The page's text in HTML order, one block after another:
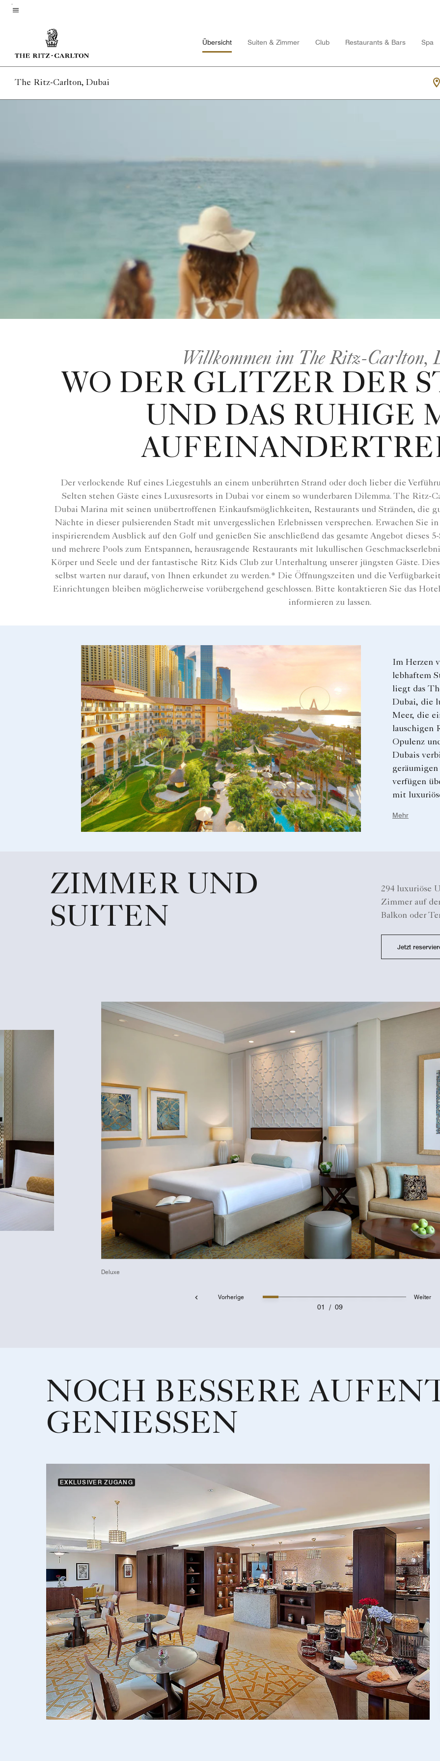
Skip
Übersicht Suiten & Zimmer Club Restaurants & Bars Spa
The Ritz-Carlton, Dubai
Willkommen im The Ritz-Carlton,
WO DER GLITZER DER
UND DAS RUHIGE
Der verlockende Ruf eines Liegestuhls an einem unberührten Strand oder doch lieber die
Selten stehen Gäste eines Luxusresorts in Dubai vor einem so wunderbaren Dilemma. The Ritz-
Dubai Marina mit seinen unübertroffenen Einkaufsmöglichkeiten, Restaurants und Stränden, die
Nächte in dieser pulsierenden Stadt mit unvergesslichen Erlebnissen versprechen. Erwachen Sie
inspirierendem Ausblick auf den Golf und genießen Sie anschließend das gesamte Angebot dieses
und mehrere Pools zum Entspannen, herausragende Restaurants mit lukullischen
Körper und Seele und der fantastische Ritz Kids Club zur Unterhaltung unserer jüngsten Gäste.
selbst warten nur darauf, von Ihnen erkundet zu werden.* Die Öffnungszeiten und die
Einrichtungen bleiben möglicherweise vorübergehend geschlossen. Bitte kontaktieren Sie das
informieren zu lassen.
Im Herzen
lebhaftem
liegt das
Dubai, die
Meer, die
lauschigen
Opulenz
Dubais
verfügen
mit
gehören
Heilung
Kontakt mit
Carlton
entspannte
mit einem
Concierge,
Wünsche
Ritz-
Meetings
separates
mit
rund 3.000
flexible
mit
Mehr
ZIMMER UND
SUITEN
294 luxuriöse
Zimmer auf
Balkon oder
Jetzt
Deluxe
Vorherige Weiter
01 / 09
NOCH BESSERE
GENIESSEN
EXKLUSIVER ZUGANG